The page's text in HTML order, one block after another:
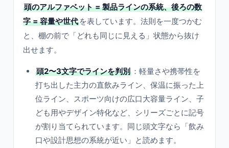
頭のアルファベット = 製品ラインの系統、後ろの数
字 = 容量や世代 を表しています。法則を一度つかむ
と、棚の前で「どれも同じに見える」状態から抜け
出せます。
頭2〜3文字でラインを判別 ：軽量さや携帯性を
打ち出した主力の直飲みライン、保温に振った上
位ライン、スポーツ向けの広口大容量ライン、子
ども用やデザイン特化など、シリーズごとに記号
が割り当てられています。同じ頭文字なら「飲み
口や設計思想の系統が近い」と読めます。